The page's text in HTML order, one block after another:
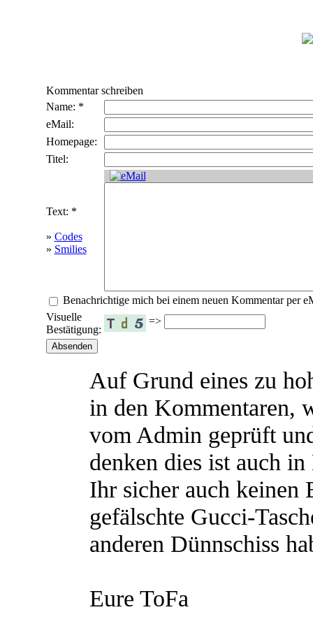
Kommentar schreiben
Name: *
eMail:
Homepage:
Titel:
Text: *
» Codes
» Smilies
Benachrichtige mich bei einem neuen Kommentar per
Visuelle
Bestätigung:
=>
Auf Grund eines zu
in den Kommentaren,
vom Admin geprüft
denken dies ist auch in
Ihr sicher auch keinen
gefälschte Gucci-
anderen Dünnschiss
Eure ToFa